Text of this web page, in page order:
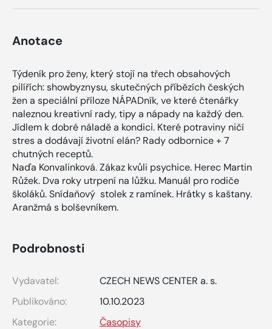
Anotace
Týdeník pro ženy, který stojí na třech obsahových
pilířích: showbyznysu, skutečných příbězích českých
žen a speciální příloze NÁPADník, ve které čtenářky
naleznou kreativní rady, tipy a nápady na každý den.
Jídlem k dobré náladě a kondici. Které potraviny ničí
stres a dodávají životní elán? Rady odbornice + 7
chutných receptů.
Naďa Konvalinková. Zákaz kvůli psychice. Herec Martin
Růžek. Dva roky utrpení na lůžku. Manuál pro rodiče
školáků. Snídaňový stolek z ramínek. Hrátky s kaštany.
Aranžmá s bolševníkem.
Podrobnosti
Vydavatel:
CZECH NEWS CENTER a. s.
Publikováno:
10.10.2023
Kategorie:
Časopisy